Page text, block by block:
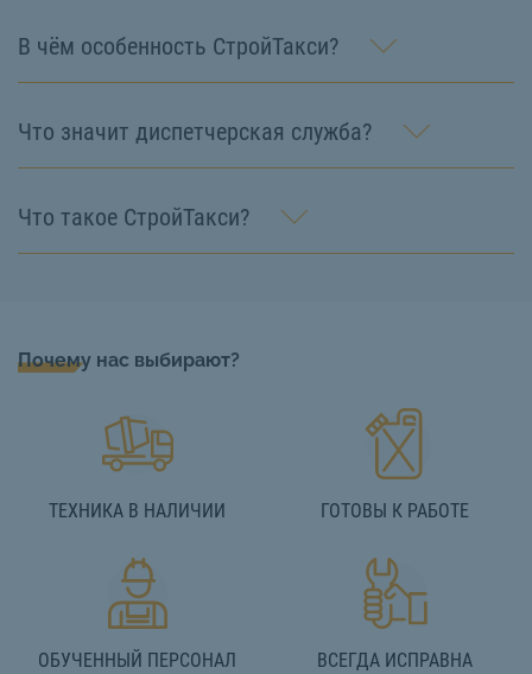
В чём особенность СтройТакси?
Что значит диспетчерская служба?
Что такое СтройТакси?
Почему нас выбирают?
ТЕХНИКА В НАЛИЧИИ ГОТОВЫ К РАБОТЕ
ОБУЧЕННЫЙ ПЕРСОНАЛ ВСЕГДА ИСПРАВНА